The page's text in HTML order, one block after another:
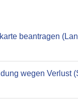
beantragen
wegen Verlust